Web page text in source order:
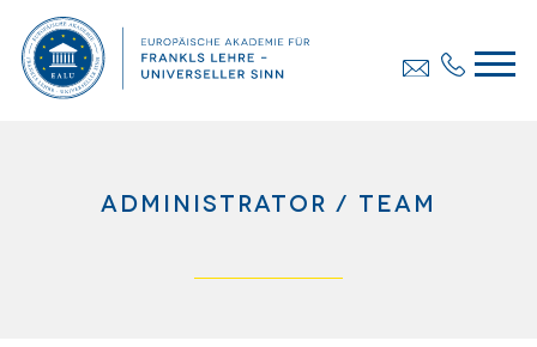
administrator team